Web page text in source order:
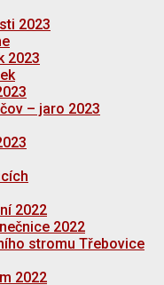
2023
2023
– jaro 2023
2022
2022
stromu Třebovice
2022